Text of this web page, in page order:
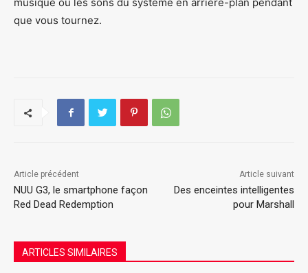
que vous tournez.
Article précédent
NUU G3, le smartphone façon
Red Dead Redemption
Article suivant
Des enceintes intelligentes
pour Marshall
ARTICLES SIMILAIRES